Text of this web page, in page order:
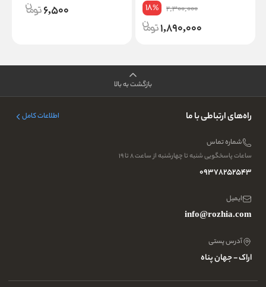
2,300,000
18%
1,890,000
6,500
بازگشت به بالا
راه‌های ارتباطی با ما اطلاعات کامل
شماره تماس
ساعات پاسخگویی شنبه تا چهارشنبه از ساعت ۸ تا ۱۹
09378252543
ایمیل
info@rozhia.com
آدرس پستی
اراک - جهان پناه